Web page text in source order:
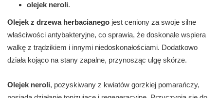
olejek neroli.
Olejek z drzewa herbacianego jest ceniony za swoje silne
właściwości antybakteryjne, co sprawia, że doskonale wspiera
walkę z trądzikiem i innymi niedoskonałościami. Dodatkowo
działa kojąco na stany zapalne, przynosząc ulgę skórze.
Olejek neroli, pozyskiwany z kwiatów gorzkiej pomarańczy,